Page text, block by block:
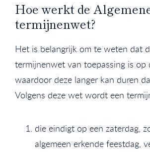
Hoe werkt de
termijnenwet?
Het is belangrijk om te weten dat
termijnenwet van toepassing is op
waardoor deze langer kan duren
Volgens deze wet wordt een
die eindigt op een zaterdag,
algemeen erkende feestdag,